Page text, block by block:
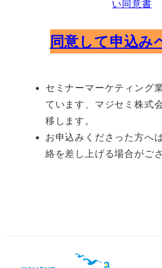
い同意書
同意して申込み
セミナーマーケティング
ています、マジセミ株式
移します。
お申込みくださった方へ
絡を差し上げる場合がご